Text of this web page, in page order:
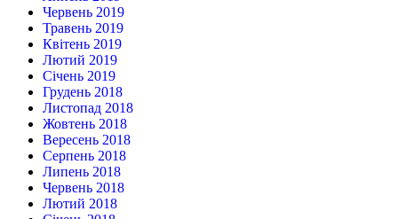
Червень 2019
Травень 2019
Квітень 2019
Лютий 2019
Січень 2019
Грудень 2018
Листопад 2018
Жовтень 2018
Вересень 2018
Серпень 2018
Липень 2018
Червень 2018
Лютий 2018